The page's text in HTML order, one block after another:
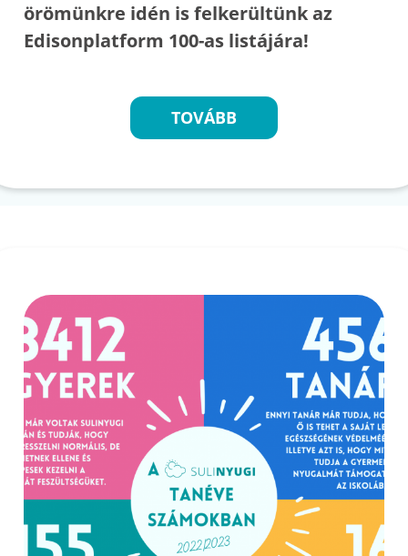
örömünkre idén is felkerültünk az
Edisonplatform 100-as listájára!
TOVÁBB